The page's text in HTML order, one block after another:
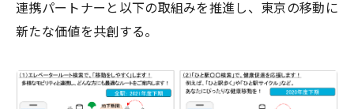
連携パートナーと以下の取組みを推進し、東京の移動に
新たな価値を共創する。